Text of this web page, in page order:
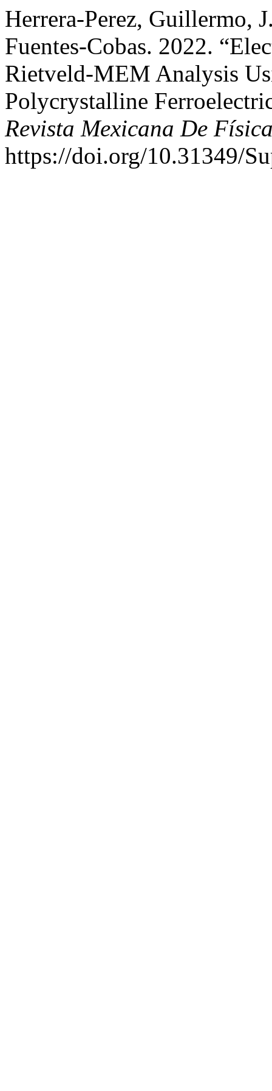
Herrera-Perez, Guillermo,
Fuentes-Cobas. 2022.
Rietveld-MEM Analysis
Polycrystalline
Revista Mexicana De
https://doi.org/10.31349/